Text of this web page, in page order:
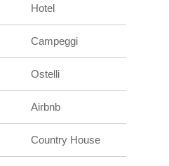
Hotel
Campeggi
Ostelli
Airbnb
Country House